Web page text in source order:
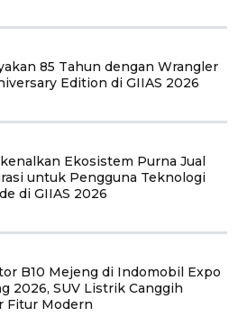
85 Tahun dengan Wrangler
Edition di GIIAS 2026
Ekosistem Purna Jual
untuk Pengguna Teknologi
di GIIAS 2026
B10 Mejeng di Indomobil Expo
2026, SUV Listrik Canggih
Fitur Modern